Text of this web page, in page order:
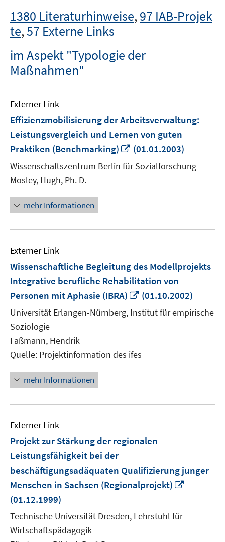
1380 Literaturhinweise,97 IAB-Projek
te,57 Externe Links
im Aspekt "Typologie der
Maßnahmen"
Externer Link
Effizienzmobilisierung der Arbeitsverwaltung:
Leistungsvergleich und Lernen von guten
Praktiken (Benchmarking)
In
neuem
Fenster
(01.01.2003)
Wissenschaftszentrum Berlin für Sozialforschung
Mosley, Hugh, Ph. D.
mehr Informationen
Externer Link
Wissenschaftliche Begleitung des Modellprojekts
Integrative berufliche Rehabilitation von
Personen mit Aphasie (IBRA)
In
neuem
Fenster
(01.10.2002)
Universität Erlangen-Nürnberg, Institut für empirische
Soziologie
Faßmann, Hendrik
Quelle: Projektinformation des ifes
mehr Informationen
Externer Link
Projekt zur Stärkung der regionalen
Leistungsfähigkeit bei der
beschäftigungsadäquaten Qualifizierung junger
Menschen in Sachsen (Regionalprojekt)
(01.12.1999)
Technische Universität Dresden, Lehrstuhl für
Wirtschaftspädagogik